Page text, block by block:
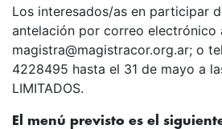
Los interesados/as en participar
antelación por correo electrónico
magistra@magistracor.org.ar; o
4228495 hasta el 31 de mayo a
LIMITADOS.
El menú previsto es el